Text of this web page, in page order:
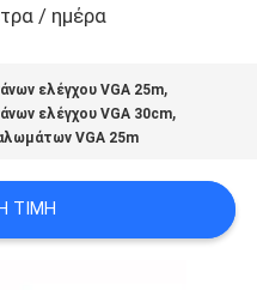
/ ημέρα
ελέγχου VGA 25m,
ελέγχου VGA 30cm,
VGA 25m
ΤΙΜΉ